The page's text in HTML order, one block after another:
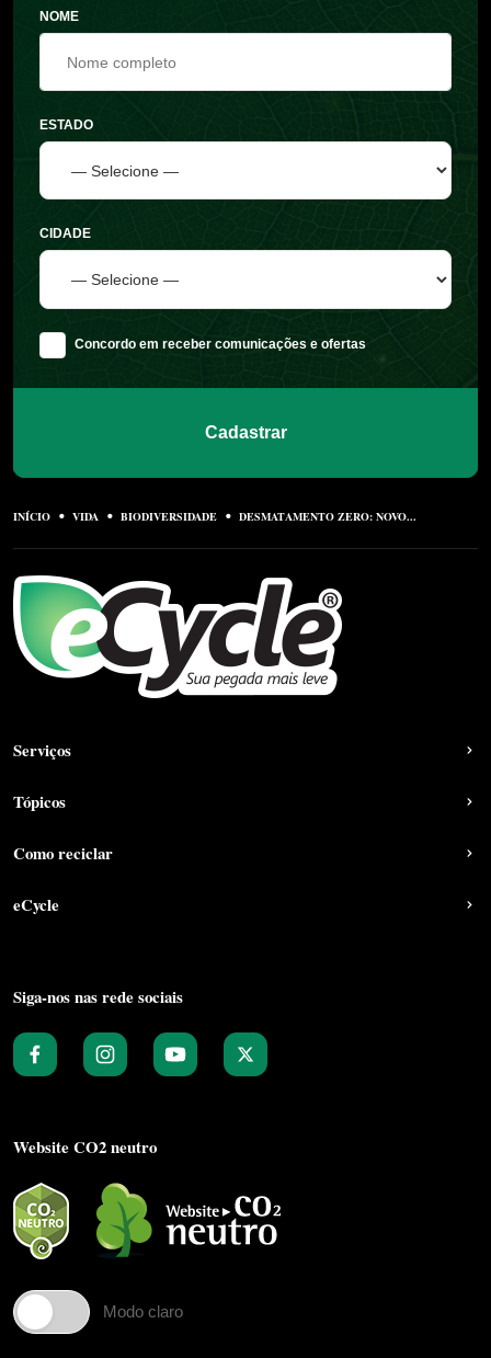
NOME
ESTADO
CIDADE
Concordo em receber comunicações e ofertas
Cadastrar
INÍCIO VIDA BIODIVERSIDADE DESMATAMENTO ZERO: NOVO...
Serviços
Tópicos
Como reciclar
eCycle
Siga-nos nas rede sociais
Website CO2 neutro
Modo claro